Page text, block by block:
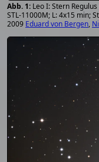
Leo I: Stern
STL-11000M; L: 4x15 min;
2009 Eduard von Bergen,